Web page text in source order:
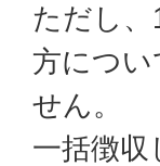
ただし
方につ
せん。
一括徴収